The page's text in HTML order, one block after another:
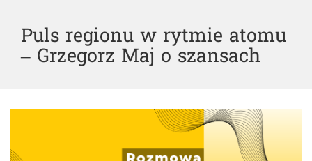
Puls regionu w rytmie atomu
– Grzegorz Maj o szansach